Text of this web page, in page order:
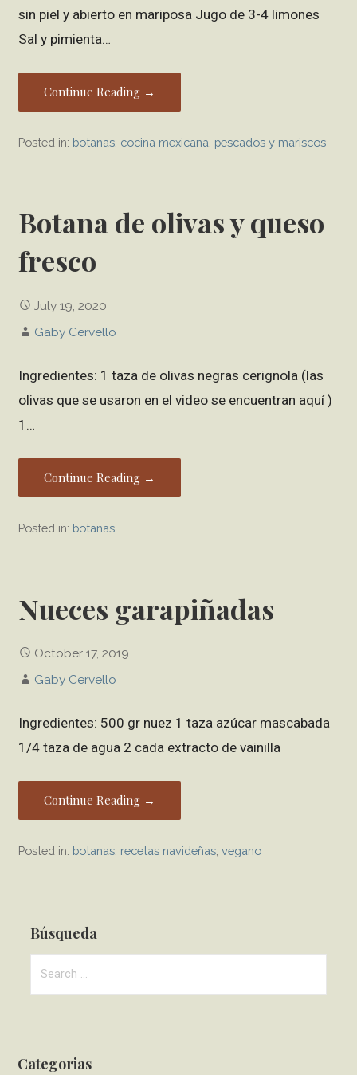
sin piel y abierto en mariposa Jugo de 3-4 limones
Sal y pimienta…
Continue Reading →
Posted in: botanas cocina mexicana pescados y mariscos
Botana de olivas y queso
fresco
July 19, 2020
Gaby Cervello
Ingredientes: 1 taza de olivas negras cerignola (las
olivas que se usaron en el video se encuentran aquí )
1…
Continue Reading →
Posted in: botanas
Nueces garapiñadas
October 17, 2019
Gaby Cervello
Ingredientes: 500 gr nuez 1 taza azúcar mascabada
1/4 taza de agua 2 cada extracto de vainilla
Continue Reading →
Posted in: botanas recetas navideñas ,vegano
Búsqueda
h
Categorias